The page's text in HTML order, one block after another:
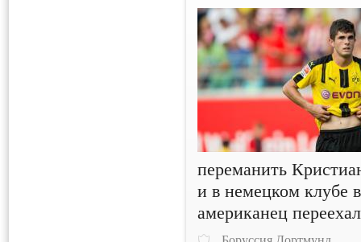
переманить
и в немецком клубе
американец